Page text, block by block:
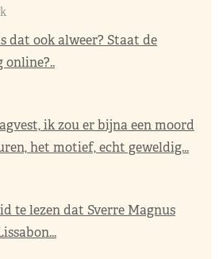
dat ook alweer? Staat de
online?..
ik zou er bijna een moord
het motief, echt geweldig...
te lezen dat Sverre Magnus